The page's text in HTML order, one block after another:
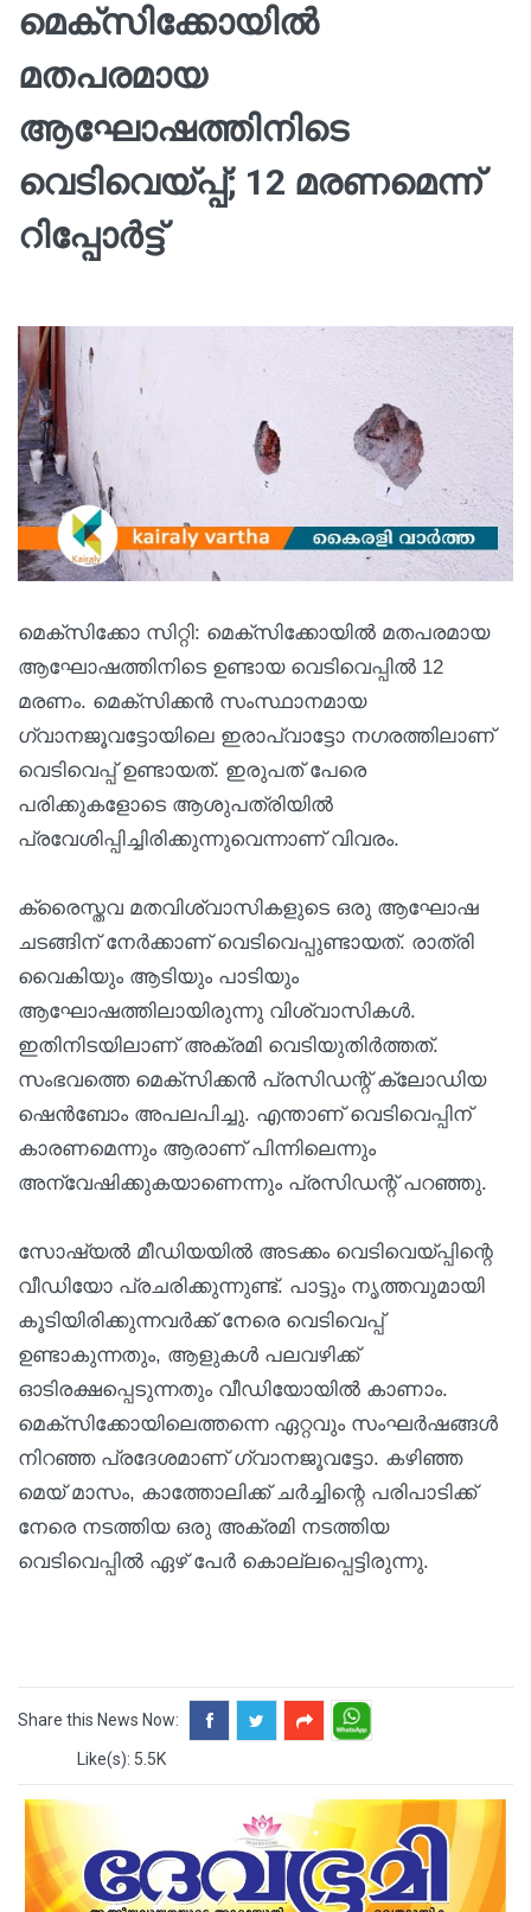
മെക്സിക്കോയിൽ
മതപരമായ
ആഘോഷത്തിനിടെ
വെടിവെയ്പ്പ്; 12 മരണമെന്ന്
റിപ്പോർട്ട്
മെക്സിക്കോ സിറ്റി: മെക്സിക്കോയിൽ മതപരമായ
ആഘോഷത്തിനിടെ ഉണ്ടായ വെടിവെപ്പിൽ 12
മരണം. മെക്സിക്കൻ സംസ്ഥാനമായ
ഗ്വാനജൂവട്ടോയിലെ ഇരാപ്വാട്ടോ നഗരത്തിലാണ്
വെടിവെപ്പ് ഉണ്ടായത്. ഇരുപത് പേരെ
പരിക്കുകളോടെ ആശുപത്രിയിൽ
പ്രവേശിപ്പിച്ചിരിക്കുന്നുവെന്നാണ് വിവരം.
ക്രൈസ്തവ മതവിശ്വാസികളുടെ ഒരു ആഘോഷ
ചടങ്ങിന് നേർക്കാണ് വെടിവെപ്പുണ്ടായത്. രാത്രി
വൈകിയും ആടിയും പാടിയും
ആഘോഷത്തിലായിരുന്നു വിശ്വാസികൾ.
ഇതിനിടയിലാണ് അക്രമി വെടിയുതിർത്തത്.
സംഭവത്തെ മെക്സിക്കൻ പ്രസിഡന്റ് ക്ലോഡിയ
ഷെൻബോം അപലപിച്ചു. എന്താണ് വെടിവെപ്പിന്
കാരണമെന്നും ആരാണ് പിന്നിലെന്നും
അന്വേഷിക്കുകയാണെന്നും പ്രസിഡന്റ് പറഞ്ഞു.
സോഷ്യൽ മീഡിയയിൽ അടക്കം വെടിവെയ്പ്പിന്റെ
വീഡിയോ പ്രചരിക്കുന്നുണ്ട്. പാട്ടും നൃത്തവുമായി
കൂടിയിരിക്കുന്നവർക്ക് നേരെ വെടിവെപ്പ്
ഉണ്ടാകുന്നതും, ആളുകൾ പലവഴിക്ക്
ഓടിരക്ഷപ്പെടുന്നതും വീഡിയോയിൽ കാണാം.
മെക്സിക്കോയിലെത്തന്നെ ഏറ്റവും സംഘർഷങ്ങൾ
നിറഞ്ഞ പ്രദേശമാണ് ഗ്വാനജൂവട്ടോ. കഴിഞ്ഞ
മെയ് മാസം, കാത്തോലിക്ക് ചർച്ചിന്റെ പരിപാടിക്ക്
നേരെ നടത്തിയ ഒരു അക്രമി നടത്തിയ
വെടിവെപ്പിൽ ഏഴ് പേർ കൊല്ലപ്പെട്ടിരുന്നു.
Share this News Now:
Like(s): 5.5K